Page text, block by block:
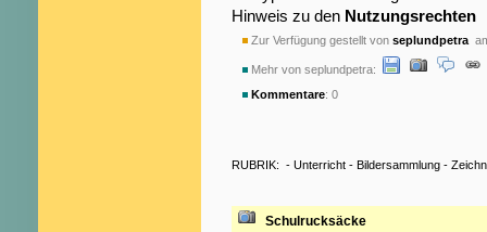
Hinweis zu den Nutzungsrechten
Zur Verfügung gestellt von seplundpetra
Mehr von seplundpetra:
Kommentare: 0
RUBRIK: - Unterricht - Bildersammlung -
Schulrucksäcke